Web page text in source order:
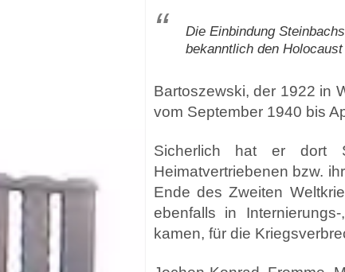
Die Einbindung
bekanntlich den
Bartoszewski, der 1922 in
vom September 1940 bis
Sicherlich hat er dort
Heimatvertriebenen bzw.
Ende des Zweiten
ebenfalls in
kamen, für die